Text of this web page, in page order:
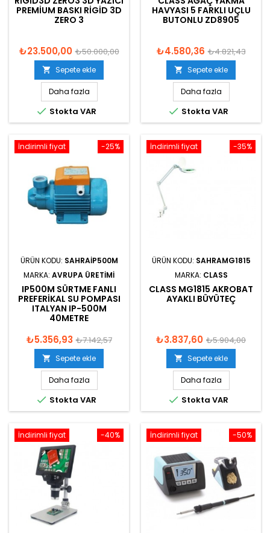
PREMIUM BASKI RIGID 3D
ZERO 3
₺23.500,00 ₺50.000,00
 Sepete ekle
Daha fazla
 Stokta VAR
HAVYASI 5 FARKLI UÇLU
BUTONLU ZD8905
₺4.580,36 ₺4.821,43
 Sepete ekle
Daha fazla
 Stokta VAR
-25%
İndirimli fiyat
ÜRÜN KODU: SAHRAIP500M
MARKA: AVRUPA ÜRETIMI
IP500M SÜRTME FANLI
PREFERIKAL SU POMPASI
ITALYAN IP-500M
40METRE
₺5.356,93 ₺7.142,57
 Sepete ekle
Daha fazla
 Stokta VAR
-35%
İndirimli fiyat
ÜRÜN KODU: SAHRAMG1815
MARKA: CLASS
CLASS MG1815 AKROBAT
AYAKLI BÜYÜTEÇ
₺3.837,60 ₺5.904,00
 Sepete ekle
Daha fazla
 Stokta VAR
-40%
İndirimli fiyat -50%
İndirimli fiyat